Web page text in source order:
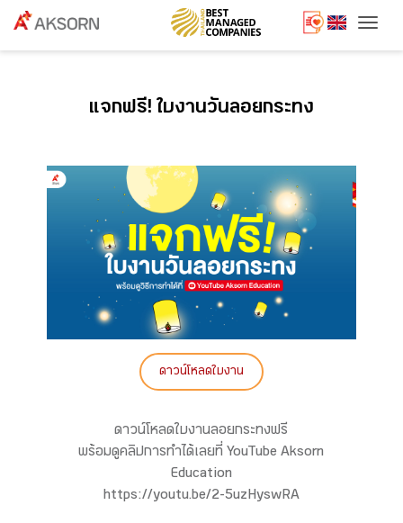
แจกฟรี! ใบงานวันลอยกระทง
ดาวน์โหลดใบงาน
ดาวน์โหลดใบงานลอยกระทงฟรี
พร้อมดูคลิปการทำได้เลยที่ YouTube Aksorn
Education
https://youtu.be/2-5uzHyswRA